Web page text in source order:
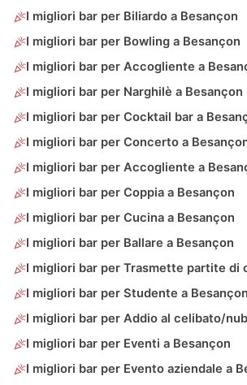
I migliori bar per Biliardo a Besançon
I migliori bar per Bowling a Besançon
I migliori bar per Accogliente a
I migliori bar per Narghilè a Besançon
I migliori bar per Cocktail bar a
I migliori bar per Concerto a
I migliori bar per Accogliente a
I migliori bar per Coppia a Besançon
I migliori bar per Cucina a Besançon
I migliori bar per Ballare a Besançon
I migliori bar per Trasmette partite di
I migliori bar per Studente a Besançon
I migliori bar per Addio al celibato/
I migliori bar per Eventi a Besançon
I migliori bar per Evento aziendale a